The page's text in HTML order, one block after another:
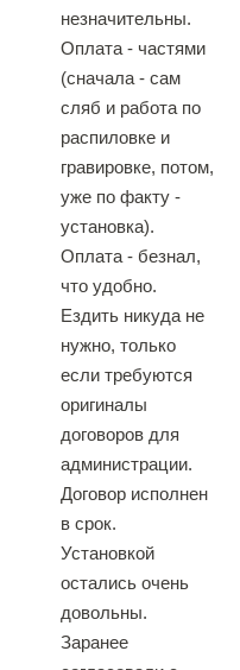
незначительны.
Оплата - частями
(сначала - сам
сляб и работа по
распиловке и
гравировке, потом,
уже по факту -
установка).
Оплата - безнал,
что удобно.
Ездить никуда не
нужно, только
если требуются
оригиналы
договоров для
администрации.
Договор исполнен
в срок.
Установкой
остались очень
довольны.
Заранее